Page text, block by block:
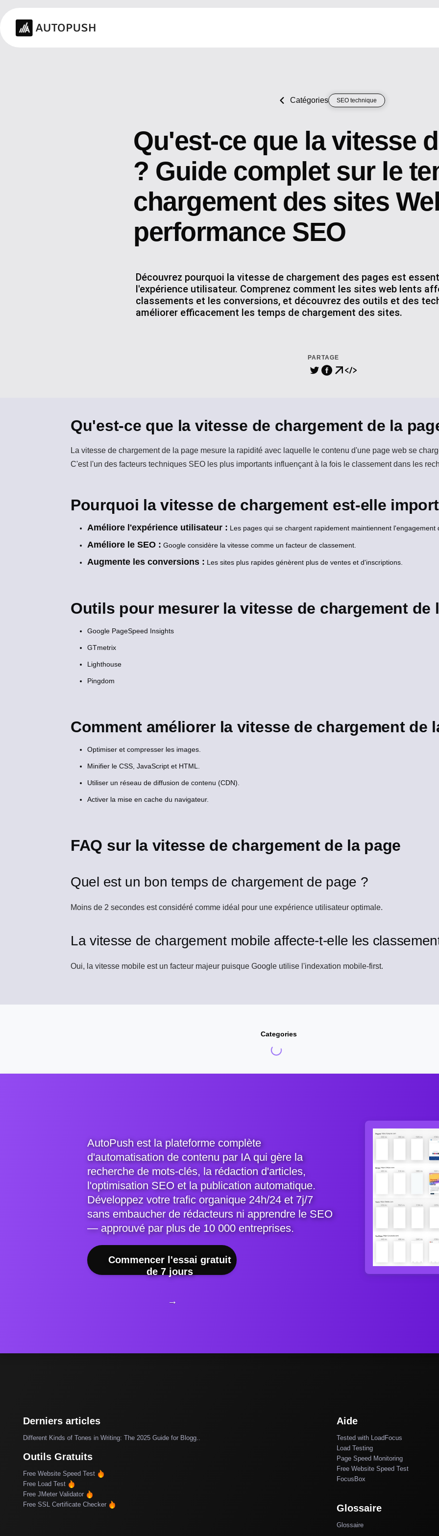
Catégories SEO technique
Qu'est-ce que la vitesse
? Guide complet sur le
chargement des sites
performance SEO
Découvrez pourquoi la vitesse de chargement des pages est
l'expérience utilisateur. Comprenez comment les sites web lents
classements et les conversions, et découvrez des outils et des
améliorer efficacement les temps de chargement des sites.
PARTAGE
Qu'est-ce que la vitesse de chargement de la
La vitesse de chargement de la page mesure la rapidité avec laquelle le contenu d'une page web se
C'est l'un des facteurs techniques SEO les plus importants influençant à la fois le classement dans les
Pourquoi la vitesse de chargement est-elle
Améliore l'expérience utilisateur : Les pages qui se chargent rapidement maintiennent l'engagement
Améliore le SEO : Google considère la vitesse comme un facteur de classement.
Augmente les conversions : Les sites plus rapides génèrent plus de ventes et d'inscriptions.
Outils pour mesurer la vitesse de chargement de
Google PageSpeed Insights
GTmetrix
Lighthouse
Pingdom
Comment améliorer la vitesse de chargement de
Optimiser et compresser les images.
Minifier le CSS, JavaScript et HTML.
Utiliser un réseau de diffusion de contenu (CDN).
Activer la mise en cache du navigateur.
FAQ sur la vitesse de chargement de la page
Quel est un bon temps de chargement de page ?
Moins de 2 secondes est considéré comme idéal pour une expérience utilisateur optimale.
La vitesse de chargement mobile affecte-t-elle les
Oui, la vitesse mobile est un facteur majeur puisque Google utilise l'indexation mobile-first.
Categories
AutoPush est la plateforme complète
d'automatisation de contenu par IA qui gère la
recherche de mots-clés, la rédaction d'articles,
l'optimisation SEO et la publication automatique.
Développez votre trafic organique 24h/24 et 7j/7
sans embaucher de rédacteurs ni apprendre le SEO
— approuvé par plus de 10 000 entreprises.
Commencer l'essai gratuit
de 7 jours
→
Derniers articles
Different Kinds of Tones in Writing: The 2025 Guide for Blogg..
Outils Gratuits
Free Website Speed Test
Free Load Test
Free JMeter Validator
Free SSL Certificate Checker
Aide
Tested with LoadFocus
Load Testing
Page Speed Monitoring
Free Website Speed Test
FocusBox
Glossaire
Glossaire